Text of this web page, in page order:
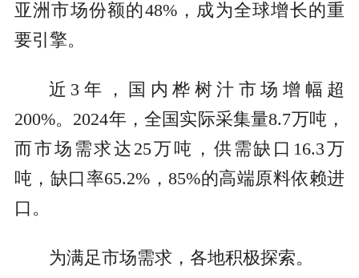
亚洲市场份额的48%，成为全球增长的重
要引擎。
近3年，国内桦树汁市场增幅超
200%。2024年，全国实际采集量8.7万吨，
而市场需求达25万吨，供需缺口16.3万
吨，缺口率65.2%，85%的高端原料依赖进
口。
为满足市场需求，各地积极探索。